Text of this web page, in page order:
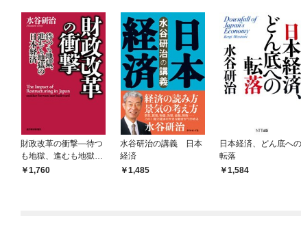
財政改革の衝撃―待つ
も地獄、進むも地獄の
日本経済
1,760
水谷研治の講義 日本
経済
1,485
日本経済、どん底への
転落
1,584